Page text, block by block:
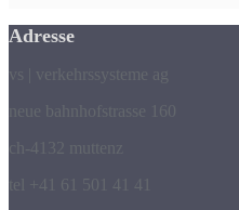
Adresse
vs | verkehrssysteme ag
neue bahnhofstrasse 160
ch-4132 muttenz
tel +41 61 501 41 41